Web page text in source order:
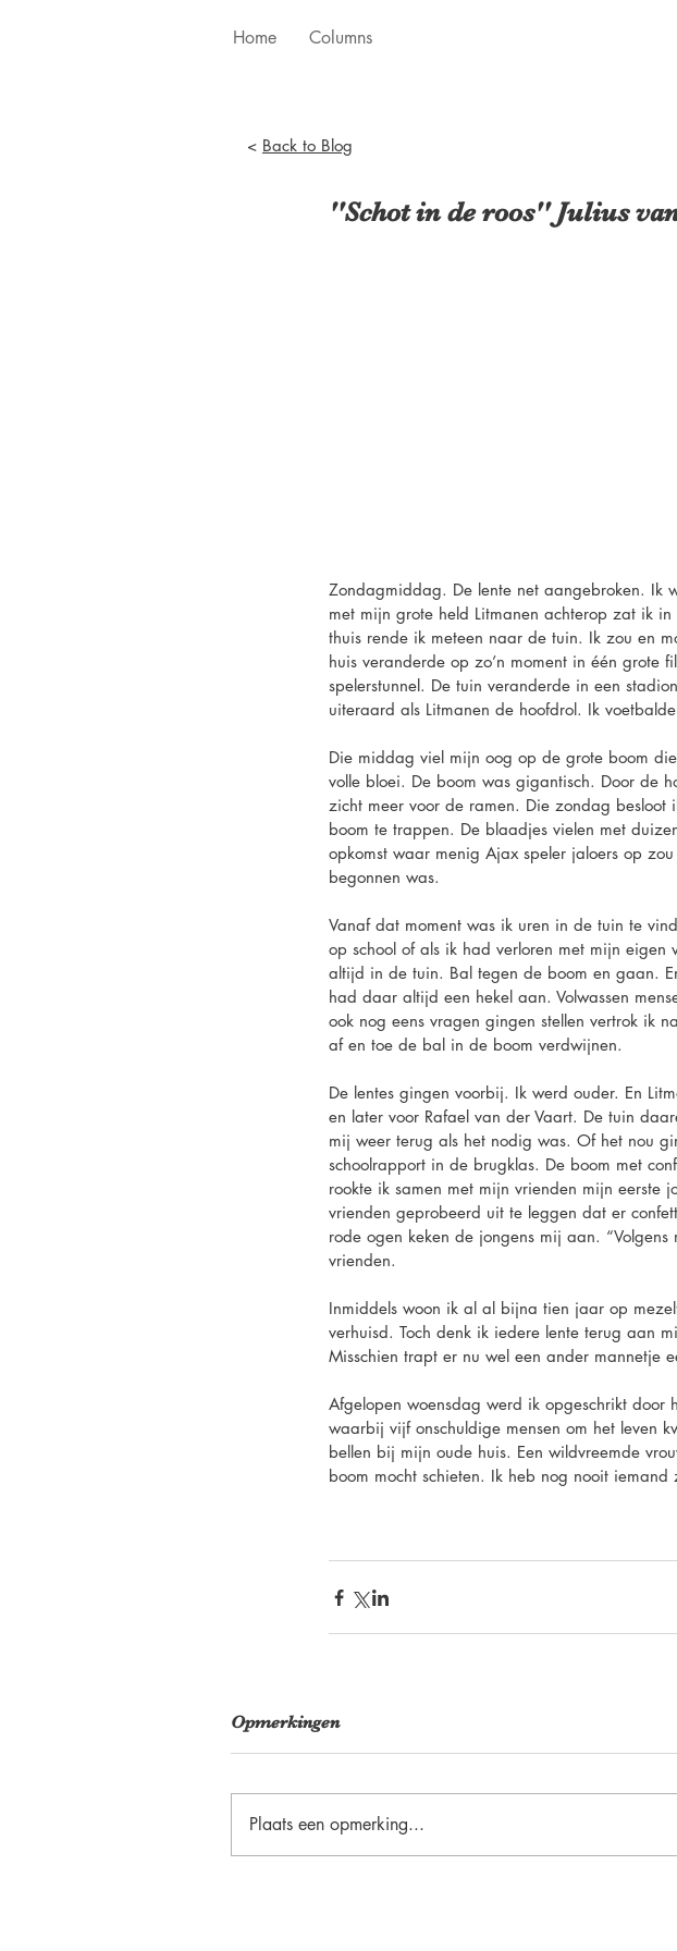
Home Columns
< Back to Blog
''Schot in de roos'' Julius
Zondagmiddag. De lente net aangebroken. Ik
met mijn grote held Litmanen achterop zat ik
thuis rende ik meteen naar de tuin. Ik zou en
huis veranderde op zo’n moment in één grote
spelerstunnel. De tuin veranderde in een
uiteraard als Litmanen de hoofdrol. Ik
Die middag viel mijn oog op de grote boom
volle bloei. De boom was gigantisch. Door de
zicht meer voor de ramen. Die zondag
boom te trappen. De blaadjes vielen met
opkomst waar menig Ajax speler jaloers op
begonnen was.
Vanaf dat moment was ik uren in de tuin te
op school of als ik had verloren met mijn
altijd in de tuin. Bal tegen de boom en gaan.
had daar altijd een hekel aan. Volwassen
ook nog eens vragen gingen stellen vertrok ik
af en toe de bal in de boom verdwijnen.
De lentes gingen voorbij. Ik werd ouder. En
en later voor Rafael van der Vaart. De tuin
mij weer terug als het nodig was. Of het nou
schoolrapport in de brugklas. De boom met
rookte ik samen met mijn vrienden mijn
vrienden geprobeerd uit te leggen dat er
rode ogen keken de jongens mij aan.
vrienden.
Inmiddels woon ik al al bijna tien jaar op
verhuisd. Toch denk ik iedere lente terug aan
Misschien trapt er nu wel een ander mannetje
Afgelopen woensdag werd ik opgeschrikt door
waarbij vijf onschuldige mensen om het leven
bellen bij mijn oude huis. Een wildvreemde
boom mocht schieten. Ik heb nog nooit
Opmerkingen
Plaats een opmerking...